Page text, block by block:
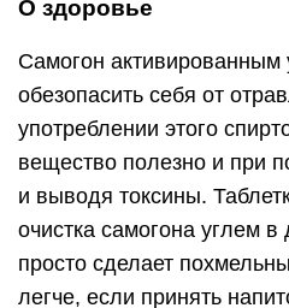
О здоровье
Самогон активированным
обезопасить себя от
употреблении этого
вещество полезно и при
и выводя токсины.
очистка самогона углем
просто сделает
легче, если принять